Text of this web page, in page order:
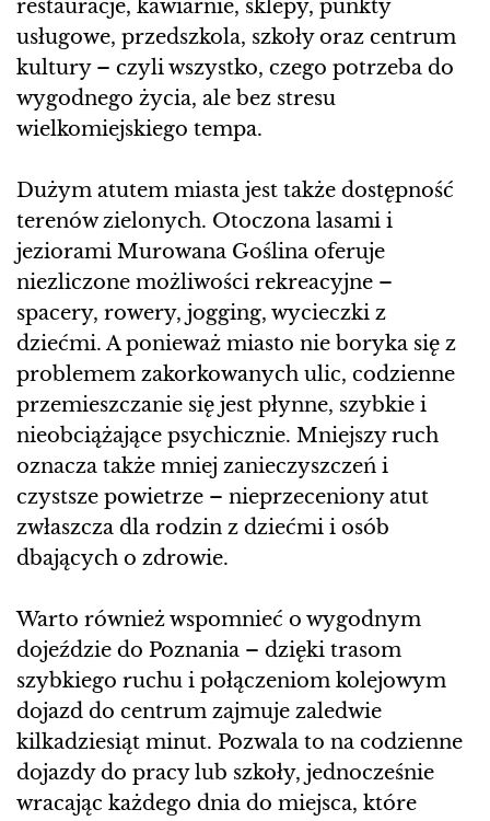
restauracje, kawiarnie, sklepy, punkty
usługowe, przedszkola, szkoły oraz centrum
kultury – czyli wszystko, czego potrzeba do
wygodnego życia, ale bez stresu
wielkomiejskiego tempa.
Dużym atutem miasta jest także dostępność
terenów zielonych. Otoczona lasami i
jeziorami Murowana Goślina oferuje
niezliczone możliwości rekreacyjne –
spacery, rowery, jogging, wycieczki z
dziećmi. A ponieważ miasto nie boryka się z
problemem zakorkowanych ulic, codzienne
przemieszczanie się jest płynne, szybkie i
nieobciążające psychicznie. Mniejszy ruch
oznacza także mniej zanieczyszczeń i
czystsze powietrze – nieprzeceniony atut
zwłaszcza dla rodzin z dziećmi i osób
dbających o zdrowie.
Warto również wspomnieć o wygodnym
dojeździe do Poznania – dzięki trasom
szybkiego ruchu i połączeniom kolejowym
dojazd do centrum zajmuje zaledwie
kilkadziesiąt minut. Pozwala to na codzienne
dojazdy do pracy lub szkoły, jednocześnie
wracając każdego dnia do miejsca, które